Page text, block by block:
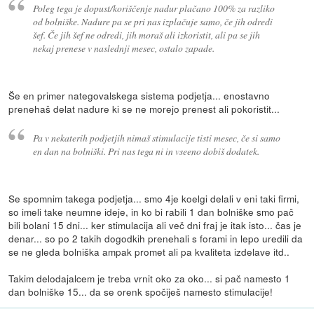
Poleg tega je dopust/koriščenje nadur plačano 100% za razliko
od bolniške. Nadure pa se pri nas izplačuje samo, če jih odredi
šef. Če jih šef ne odredi, jih moraš ali izkoristit, ali pa se jih
nekaj prenese v naslednji mesec, ostalo zapade.
Še en primer nategovalskega sistema podjetja... enostavno
prenehaš delat nadure ki se ne morejo prenest ali pokoristit...
Pa v nekaterih podjetjih nimaš stimulacije tisti mesec, če si samo
en dan na bolniški. Pri nas tega ni in vseeno dobiš dodatek.
Se spomnim takega podjetja... smo 4je koelgi delali v eni taki firmi,
so imeli take neumne ideje, in ko bi rabili 1 dan bolniške smo pač
bili bolani 15 dni... ker stimulacija ali več dni fraj je itak isto... čas je
denar... so po 2 takih dogodkih prenehali s forami in lepo uredili da
se ne gleda bolniška ampak promet ali pa kvaliteta izdelave itd..
Takim delodajalcem je treba vrnit oko za oko... si pač namesto 1
dan bolniške 15... da se orenk spočiješ namesto stimulacije!